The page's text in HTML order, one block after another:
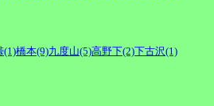
(1)橋本(9)九度山(5)高野下(2)下古沢(1)